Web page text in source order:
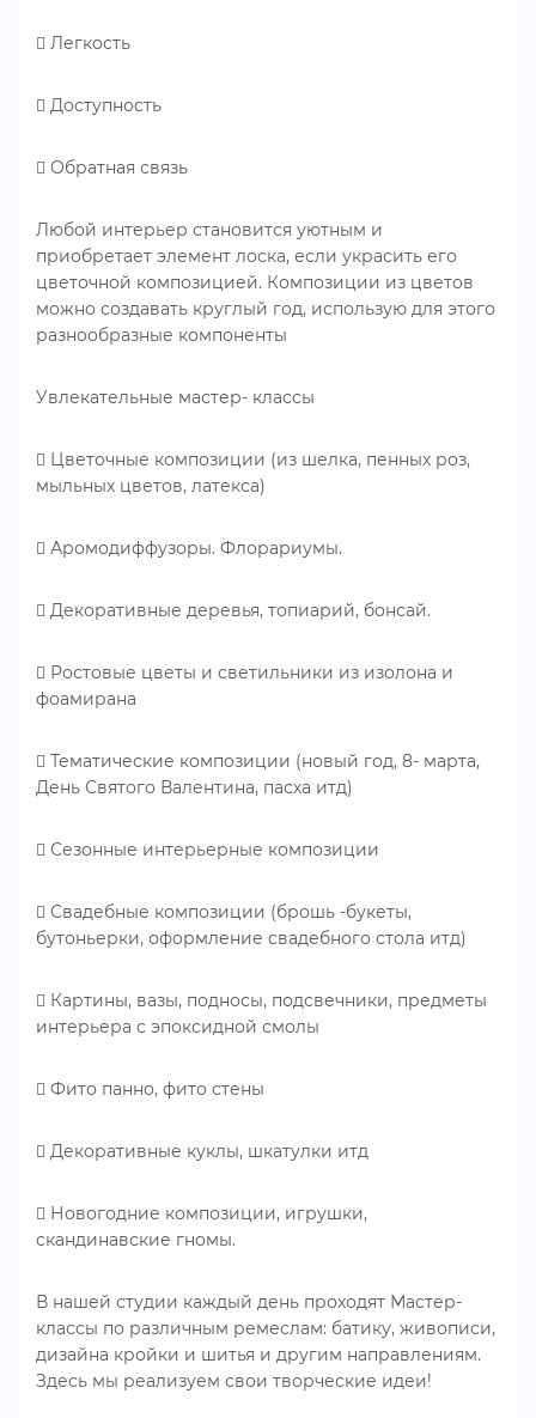
 Легкость
 Доступность
 Обратная связь
Любой интерьер становится уютным и
приобретает элемент лоска, если украсить его
цветочной композицией. Композиции из цветов
можно создавать круглый год, использую для этого
разнообразные компоненты
Увлекательные мастер- классы
 Цветочные композиции (из шелка, пенных роз,
мыльных цветов, латекса)
 Аромодиффузоры. Флорариумы.
 Декоративные деревья, топиарий, бонсай.
 Ростовые цветы и светильники из изолона и
фоамирана
 Тематические композиции (новый год, 8- марта,
День Святого Валентина, пасха итд)
 Сезонные интерьерные композиции
 Свадебные композиции (брошь -букеты,
бутоньерки, оформление свадебного стола итд)
 Картины, вазы, подносы, подсвечники, предметы
интерьера с эпоксидной смолы
 Фито панно, фито стены
 Декоративные куклы, шкатулки итд
 Новогодние композиции, игрушки,
скандинавские гномы.
В нашей студии каждый день проходят Мастер-
классы по различным ремеслам: батику, живописи,
дизайна кройки и шитья и другим направлениям.
Здесь мы реализуем свои творческие идеи!